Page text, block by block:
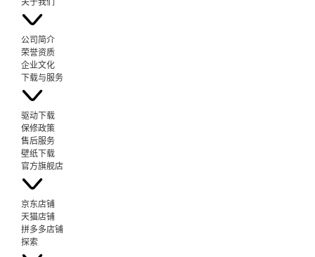
关于我们
公司简介
荣誉资质
企业文化
下载与服务
驱动下载
保修政策
售后服务
壁纸下载
官方旗舰店
京东店铺
天猫店铺
拼多多店铺
探索